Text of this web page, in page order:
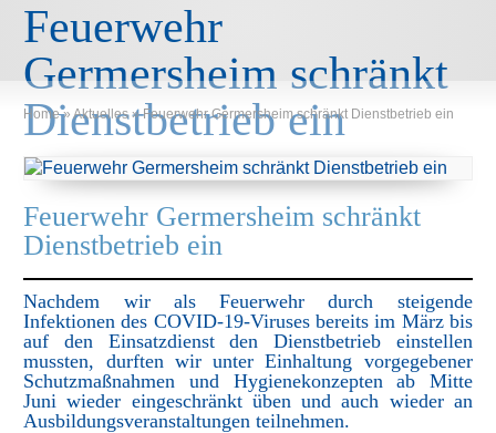
Feuerwehr
Germersheim schränkt
Dienstbetrieb ein
Home » Aktuelles » Feuerwehr Germersheim schränkt Dienstbetrieb ein
Feuerwehr Germersheim schränkt
Dienstbetrieb ein
Nachdem wir als Feuerwehr durch steigende
Infektionen des COVID-19-Viruses bereits im März bis
auf den Einsatzdienst den Dienstbetrieb einstellen
mussten, durften wir unter Einhaltung vorgegebener
Schutzmaßnahmen und Hygienekonzepten ab Mitte
Juni wieder eingeschränkt üben und auch wieder an
Ausbildungsveranstaltungen teilnehmen.